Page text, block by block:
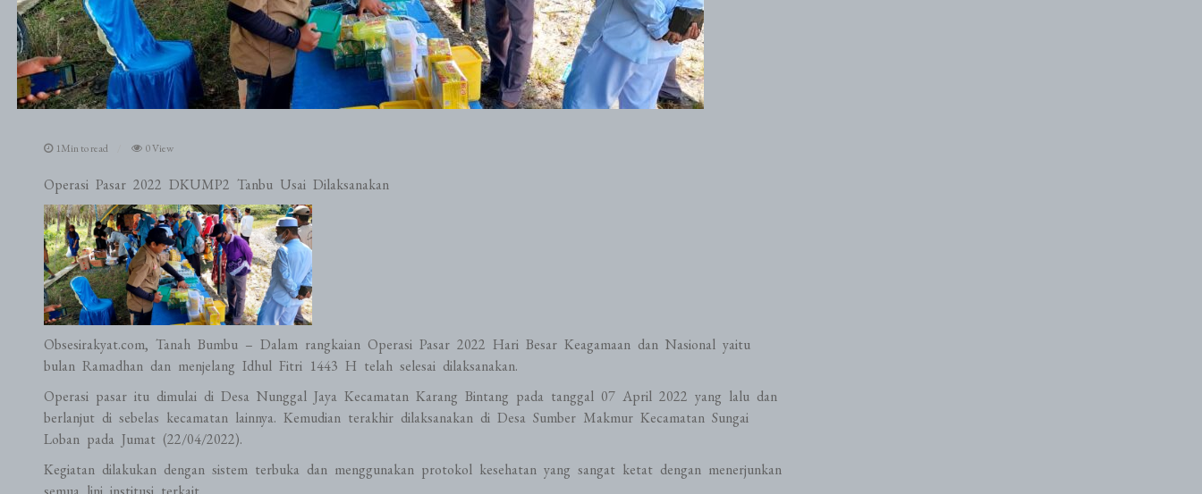
1Min to read 0 View
Operasi Pasar 2022 DKUMP2 Tanbu Usai Dilaksanakan
Obsesirakyat.com, Tanah Bumbu – Dalam rangkaian Operasi Pasar 2022 Hari Besar Keagamaan dan Nasional yaitu
bulan Ramadhan dan menjelang Idhul Fitri 1443 H telah selesai dilaksanakan.
Operasi pasar itu dimulai di Desa Nunggal Jaya Kecamatan Karang Bintang pada tanggal 07 April 2022 yang lalu dan
berlanjut di sebelas kecamatan lainnya. Kemudian terakhir dilaksanakan di Desa Sumber Makmur Kecamatan Sungai
Loban pada Jumat (22/04/2022).
Kegiatan dilakukan dengan sistem terbuka dan menggunakan protokol kesehatan yang sangat ketat dengan menerjunkan